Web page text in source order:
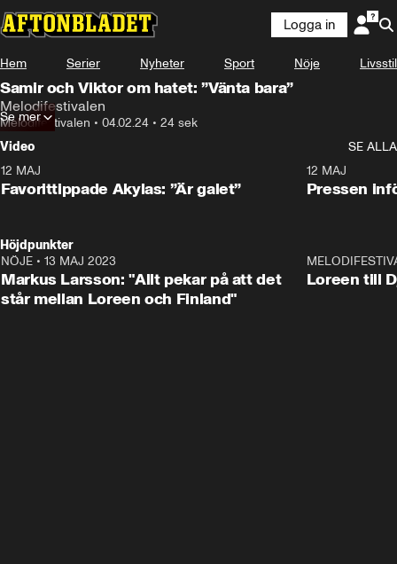
Logga in
Hem Serier Nyheter Sport Nöje Livsstil
Samir och Viktor om hatet: ”Vänta bara”
Melodifestivalen
Melodifestivalen • 04.02.24 • 24 sek
Se mer
Video
SE ALLA
12 MAJ
Favorittippade Akylas: ”Är galet”
12 MAJ
Pressen
Höjdpunkter
NÖJE • 13 MAJ 2023
Markus Larsson: "Allt pekar på att det
står mellan Loreen och Finland"
Loreen till